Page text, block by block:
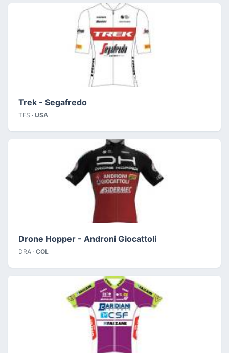
Trek - Segafredo
TFS · USA
Drone Hopper - Androni Giocattoli
DRA · COL